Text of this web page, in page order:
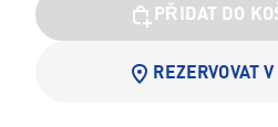
PŘIDAT DO
REZERVOVAT